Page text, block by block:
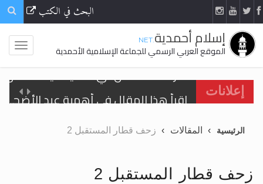
البحث في الكتب
إسلام أحمدية.NET
الموقع العربي الرسمي للجماعة الإسلامية الأحمدية
إعلانات
اقرأ هذا المقال في أهمية عيد
تعميم هامّ لأفراد الجماعة >> المزيد
تعميم هامّ لأفراد الجماعة >> المزيد
الرئيسية المقالات زحف قطار المستقبل 2
زحف قطار المستقبل 2